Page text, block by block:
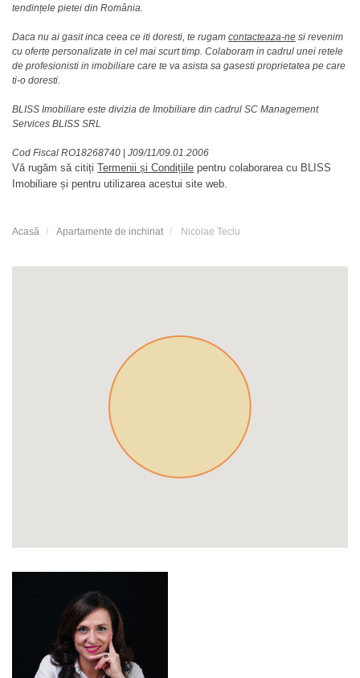
tendințele pietei din România.
Daca nu ai gasit inca ceea ce iti doresti, te rugam contacteaza-ne si revenim
cu oferte personalizate in cel mai scurt timp. Colaboram in cadrul unei retele
de profesionisti in imobiliare care te va asista sa gasesti proprietatea pe care
ti-o doresti.
BLISS Imobiliare este divizia de Imobiliare din cadrul SC Management
Services BLISS SRL
Cod Fiscal RO18268740 | J09/11/09.01.2006
Vă rugăm să citiți Termenii și Condițiile pentru colaborarea cu BLISS
Imobiliare și pentru utilizarea acestui site web.
Acasă Apartamente de inchiriat Nicolae Teclu